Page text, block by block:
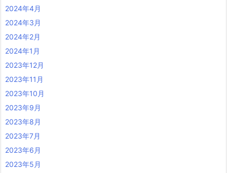
2024年4月
2024年3月
2024年2月
2024年1月
2023年12月
2023年11月
2023年10月
2023年9月
2023年8月
2023年7月
2023年6月
2023年5月